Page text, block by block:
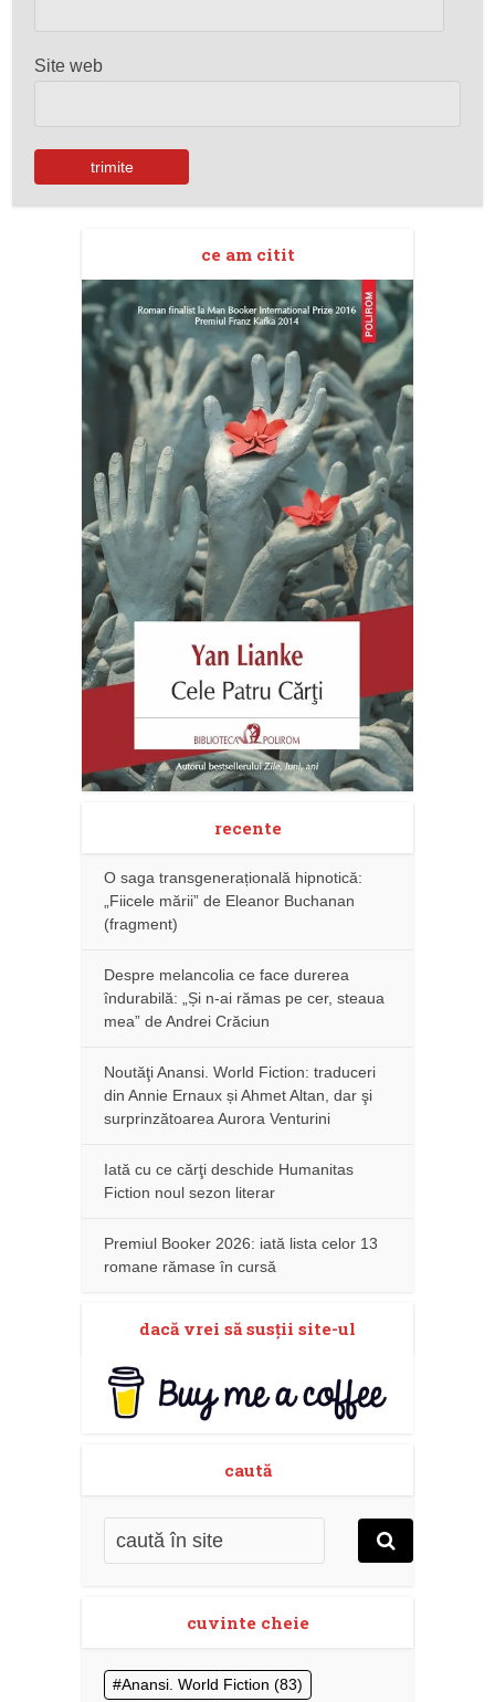
Site web
ce am citit
recente
O saga transgenerațională hipnotică:
„Fiicele mării” de Eleanor Buchanan
(fragment)
Despre melancolia ce face durerea
îndurabilă: „Și n-ai rămas pe cer, steaua
mea” de Andrei Crăciun
Noutăţi Anansi. World Fiction: traduceri
din Annie Ernaux și Ahmet Altan, dar şi
surprinzătoarea Aurora Venturini
Iată cu ce cărţi deschide Humanitas
Fiction noul sezon literar
Premiul Booker 2026: iată lista celor 13
romane rămase în cursă
dacă vrei să susţii site-ul
caută
cuvinte cheie
Anansi. World Fiction (83)